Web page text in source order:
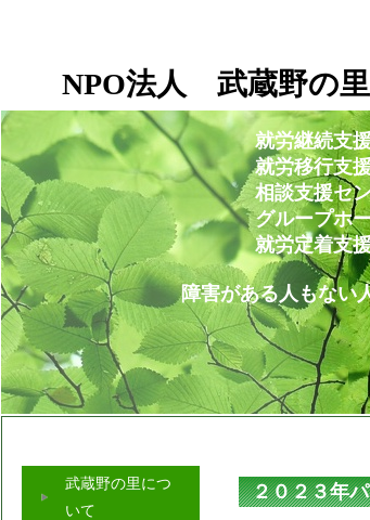
NPO法人 武蔵野の里
就労継続支
就労移行支援事業所・・・
相談支援センター武
グループホームむ
就労定着支援センタ
障害がある人もない人も共に生
２０２３年
武蔵野の里につ
いて